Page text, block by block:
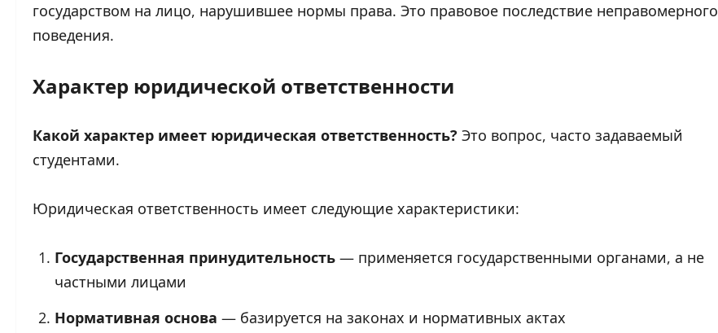
государством на лицо, нарушившее нормы права. Это правовое последствие неправомерного
поведения.
Характер юридической ответственности
Какой характер имеет юридическая ответственность? Это вопрос, часто задаваемый
студентами.
Юридическая ответственность имеет следующие характеристики:
Государственная принудительность — применяется государственными органами, а не
частными лицами
Нормативная основа — базируется на законах и нормативных актах